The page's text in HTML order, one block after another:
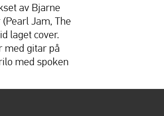
av Bjarne
Jam, The
laget cover.
med gitar på
med spoken